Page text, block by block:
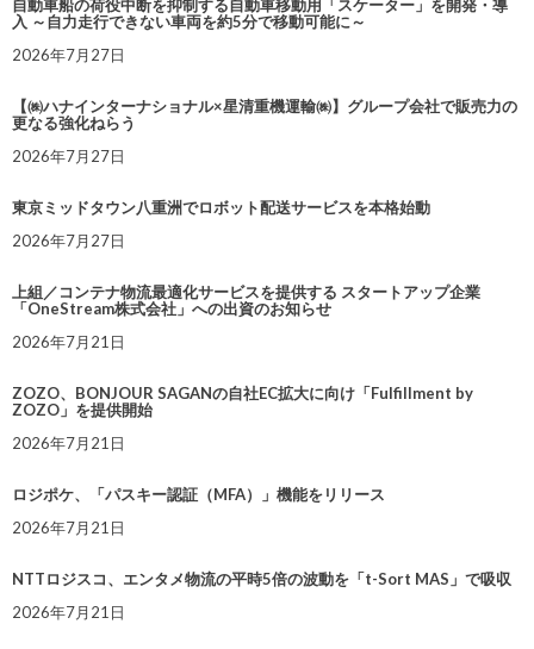
自動車船の荷役中断を抑制する自動車移動用「スケーター」を開発・導
入 ～自力走行できない車両を約5分で移動可能に～
2026年7月27日
【㈱ハナインターナショナル×星清重機運輸㈱】グループ会社で販売力の
更なる強化ねらう
2026年7月27日
東京ミッドタウン八重洲でロボット配送サービスを本格始動
2026年7月27日
上組／コンテナ物流最適化サービスを提供する スタートアップ企業
「OneStream株式会社」への出資のお知らせ
2026年7月21日
ZOZO、BONJOUR SAGANの自社EC拡大に向け「Fulfillment by
ZOZO」を提供開始
2026年7月21日
ロジポケ、「パスキー認証（MFA）」機能をリリース
2026年7月21日
NTTロジスコ、エンタメ物流の平時5倍の波動を「t-Sort MAS」で吸収
2026年7月21日